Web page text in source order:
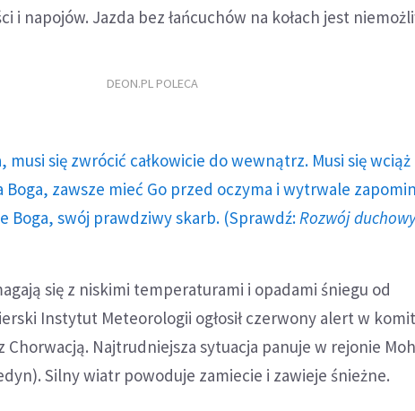
i napojów. Jazda bez łańcuchów na kołach jest
DEON.PL POLECA
musi się zwrócić całkowicie do wewnątrz. Musi się wciąż
zawsze mieć Go przed oczyma i wytrwale
Boga, swój prawdziwy skarb. (Sprawdź: Rozwój
się z niskimi temperaturami i opadami śniegu od
Instytut Meteorologii ogłosił czerwony alert w
Chorwacją. Najtrudniejsza sytuacja panuje w rejonie
Silny wiatr powoduje zamiecie i zawieje śnieżne.